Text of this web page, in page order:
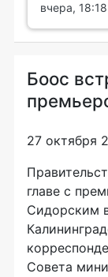
вчера, 18:18
Боос
27 октября
главе с
Сидорским
Совета